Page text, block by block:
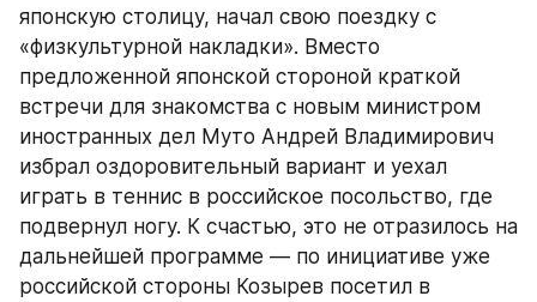
японскую столицу, начал свою поездку с
«физкультурной накладки». Вместо
предложенной японской стороной краткой
встречи для знакомства с новым министром
иностранных дел Муто Андрей Владимирович
избрал оздоровительный вариант и уехал
играть в теннис в российское посольство, где
подвернул ногу. К счастью, это не отразилось на
дальнейшей программе — по инициативе уже
российской стороны Козырев посетил в